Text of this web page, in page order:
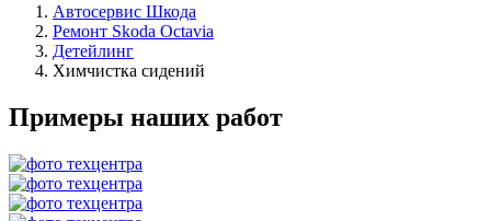
Автосервис Шкода
Ремонт Skoda Octavia
Детейлинг
Химчистка сидений
Примеры наших работ